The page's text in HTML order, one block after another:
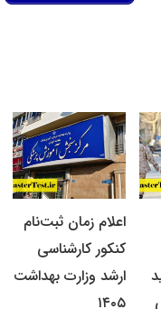
اعلام زمان ثبت‌نام
کنکور کارشناسی
ارشد وزارت بهداشت
۱۴۰۵